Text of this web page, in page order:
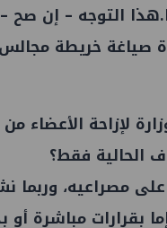
التوجه – إن صح
صياغة خريطة مجالس
لإزاحة الأعضاء من
الحالية فقط؟
مصراعيه، وربما
بقرارات مباشرة